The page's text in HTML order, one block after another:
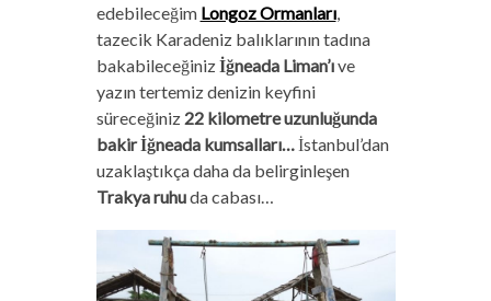
edebileceğim Longoz Ormanları,
tazecik Karadeniz balıklarının tadına
bakabileceğinizİğneada Liman’ıve
yazın tertemiz denizin keyfini
süreceğiniz22 kilometre uzunluğunda
bakir İğneada kumsalları…İstanbul’dan
uzaklaştıkça daha da belirginleşen
Trakya ruhuda cabası…